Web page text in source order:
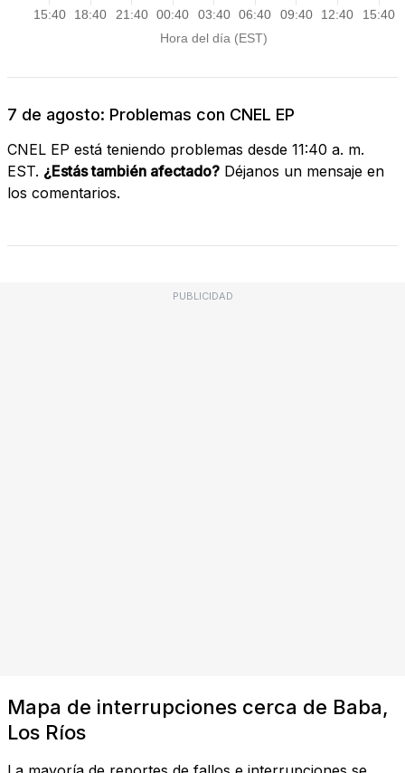
7 de agosto: Problemas con CNEL EP
CNEL EP está teniendo problemas desde 11:40 a. m.
EST. ¿Estás también afectado? Déjanos un mensaje en
los comentarios.
PUBLICIDAD
Mapa de interrupciones cerca de Baba,
Los Ríos